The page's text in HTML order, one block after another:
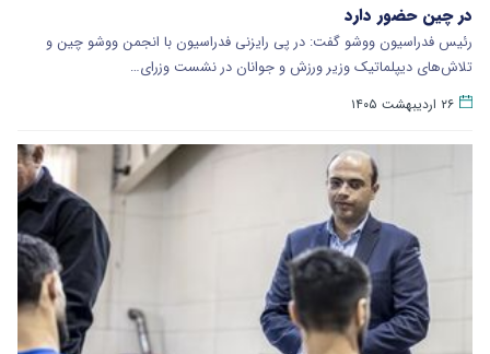
در چین حضور دارد
رئیس فدراسیون ووشو گفت: در پی رایزنی فدراسیون با انجمن ووشو چین و
تلاش‌های دیپلماتیک وزیر ورزش و جوانان در نشست وزرای…
۲۶ اردیبهشت ۱۴۰۵